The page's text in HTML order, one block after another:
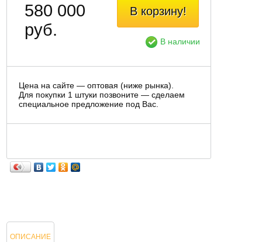
В корзину!
В наличии
580 000
руб.
Цена на сайте — оптовая (ниже рынка).
Для покупки 1 штуки позвоните — сделаем
специальное предложение под Вас.
ОПИСАНИЕ